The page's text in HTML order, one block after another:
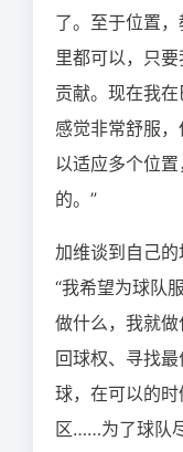
了。至于位置
里都可以，只
贡献。现在我在
感觉非常舒服
以适应多个位
的。”
加维谈到自己的
“我希望为球队
做什么，我就
回球权、寻找
球，在可以的
区……为了球队